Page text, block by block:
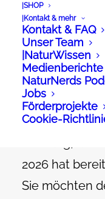
|SHOP
|Kontakt & mehr
Kontakt & FAQ
Unser Team
|NaturWissen
Medienberichte
NaturNerds
Jobs
Förderprojekte
Cookie-
Sechstägiges
Grundlagen
2026 hat
Sie möchten